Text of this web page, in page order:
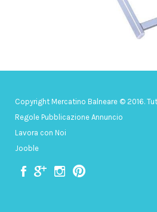
Copyright Mercatino Balneare © 2016.
Regole Pubblicazione Annuncio
Lavora con Noi
Jooble